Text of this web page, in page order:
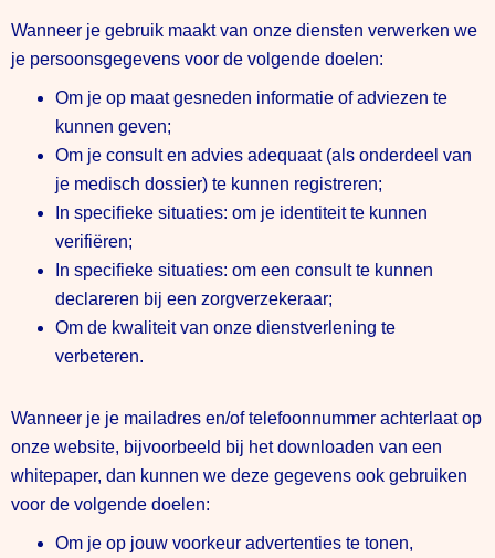
Wanneer je gebruik maakt van onze diensten verwerken we
je persoonsgegevens voor de volgende doelen:
Om je op maat gesneden informatie of adviezen te
kunnen geven;
Om je consult en advies adequaat (als onderdeel van
je medisch dossier) te kunnen registreren;
In specifieke situaties: om je identiteit te kunnen
verifiëren;
In specifieke situaties: om een consult te kunnen
declareren bij een zorgverzekeraar;
Om de kwaliteit van onze dienstverlening te
verbeteren.
Wanneer je je mailadres en/of telefoonnummer achterlaat op
onze website, bijvoorbeeld bij het downloaden van een
whitepaper, dan kunnen we deze gegevens ook gebruiken
voor de volgende doelen:
Om je op jouw voorkeur advertenties te tonen,